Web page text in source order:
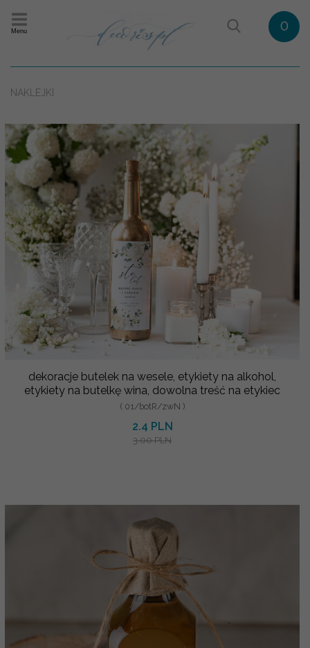
Menu 0
NAKLEJKI
dekoracje butelek na wesele, etykiety na alkohol,
etykiety na butelkę wina, dowolna treść na etykiec
( 01/botR/zwN )
2.4 PLN
3.00 PLN